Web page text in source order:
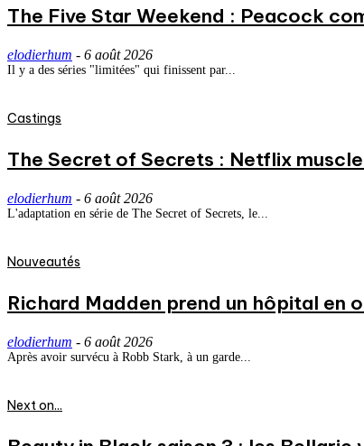
The Five Star Weekend : Peacock
elodierhum - 6 août 2026
Il y a des séries "limitées" qui finissent par...
Castings
The Secret of Secrets : Netflix
elodierhum - 6 août 2026
L'adaptation en série de The Secret of Secrets, le...
Nouveautés
Richard Madden prend un hôpital en
elodierhum - 6 août 2026
Après avoir survécu à Robb Stark, à un garde...
Next on...